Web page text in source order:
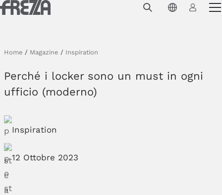
Skip to main content
Progetti e ispirazioni
Magazine
Downloads
Home / Magazine / Inspiration
Perché i locker sono un must in ogni
ufficio (moderno)
Inspiration
12 Ottobre 2023